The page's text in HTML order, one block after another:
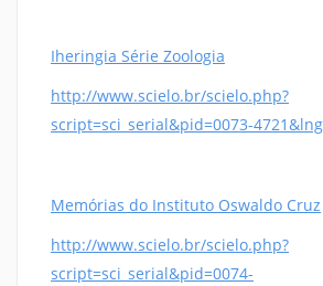
Iheringia Série Zoologia
http://www.scielo.br/scielo.php?
script=sci_serial&pid=0073-
Memórias do Instituto Oswaldo Cruz
http://www.scielo.br/scielo.php?
script=sci_serial&pid=0074-